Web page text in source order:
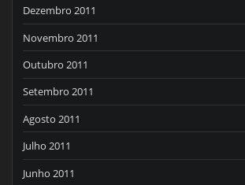
Dezembro 2011
Novembro 2011
Outubro 2011
Setembro 2011
Agosto 2011
Julho 2011
Junho 2011